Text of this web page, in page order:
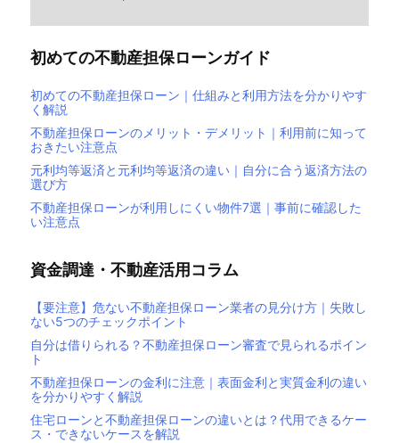
初めての不動産担保ローンガイド
初めての不動産担保ローン｜仕組みと利用方法を分かりやす
く解説
不動産担保ローンのメリット・デメリット｜利用前に知って
おきたい注意点
元利均等返済と元利均等返済の違い｜自分に合う返済方法の
選び方
不動産担保ローンが利用しにくい物件7選｜事前に確認した
い注意点
資金調達・不動産活用コラム
【要注意】危ない不動産担保ローン業者の見分け方｜失敗し
ない5つのチェックポイント
自分は借りられる？不動産担保ローン審査で見られるポイン
ト
不動産担保ローンの金利に注意｜表面金利と実質金利の違い
を分かりやすく解説
住宅ローンと不動産担保ローンの違いとは？代用できるケー
ス・できないケースを解説